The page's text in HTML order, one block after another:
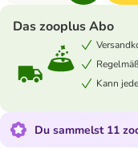
Das zooplus Abo
Kann
Du sammelst 11